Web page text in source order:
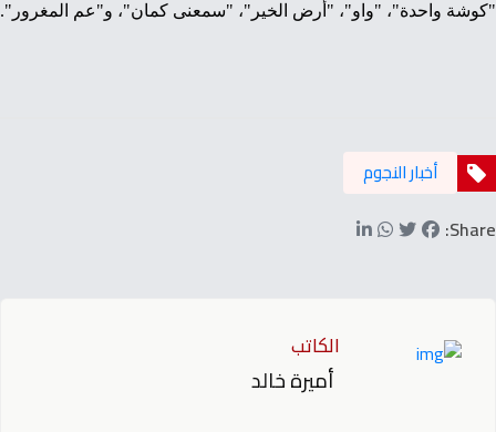
"كوشة واحدة"، "واو"، "أرض الخير"، "سمعنى كمان"، و"عم المغرور".
أخبار النجوم
Share:
الكاتب
أميرة خالد